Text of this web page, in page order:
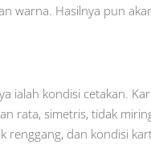
warna. Hasilnya pun
ialah kondisi cetakan.
rata, simetris, tidak
renggang, dan kondisi